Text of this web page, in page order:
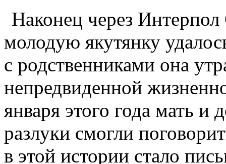
Наконец через
молодую якутянку
с родственниками она
непредвиденной
января этого года мать и
разлуки смогли
в этой истории стало